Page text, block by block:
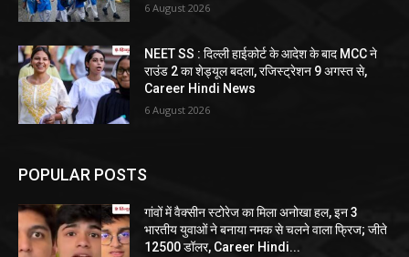
6 August 2026
NEET SS : दिल्ली हाईकोर्ट के आदेश के बाद MCC ने
राउंड 2 का शेड्यूल बदला, रजिस्ट्रेशन 9 अगस्त से,
Career Hindi News
6 August 2026
POPULAR POSTS
गांवों में वैक्सीन स्टोरेज का मिला अनोखा हल, इन 3
भारतीय युवाओं ने बनाया नमक से चलने वाला फ्रिज; जीते
12500 डॉलर, Career Hindi...